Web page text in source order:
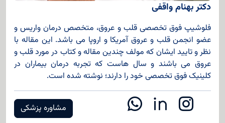
دکتر بهنام واقفی
فلوشیپ فوق تخصصی قلب و عروق، متخصص درمان واریس و
عضو انجمن قلب و عروق آمریکا و اروپا می باشد. این مقاله با
نظر و تایید ایشان که مولف چندین مقاله و کتاب در مورد قلب و
عروق می باشند و سال هاست که تجربه درمان بیماران در
کلینیک فوق تخصصی خود را دارند؛ نوشته شده است.
مشاوره پزشکی